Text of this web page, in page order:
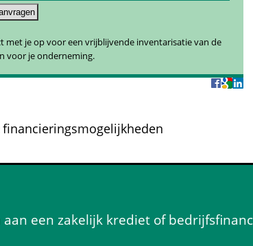
met je op voor een vrijblijvende inventarisatie van de
voor je onderneming.
een zakelijk krediet of